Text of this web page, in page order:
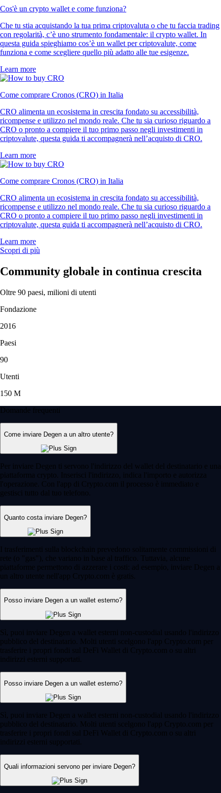
Cos'è un crypto wallet e come funziona?
Che tu stia acquistando la tua prima criptovaluta o che tu faccia trading
con regolarità, c’è uno strumento fondamentale: il crypto wallet. In
questa guida spieghiamo cos’è un wallet per criptovalute, come
funziona e come scegliere quello più adatto alle tue esigenze.
Learn more
Come comprare Cronos (CRO) in Italia
CRO alimenta un ecosistema in crescita fondato su accessibilità,
ricompense e utilizzo nel mondo reale. Che tu sia curioso riguardo a
CRO o pronto a compiere il tuo primo passo negli investimenti in
criptovalute, questa guida ti accompagnerà nell’acquisto di CRO.
Learn more
Come comprare Cronos (CRO) in Italia
CRO alimenta un ecosistema in crescita fondato su accessibilità,
ricompense e utilizzo nel mondo reale. Che tu sia curioso riguardo a
CRO o pronto a compiere il tuo primo passo negli investimenti in
criptovalute, questa guida ti accompagnerà nell’acquisto di CRO.
Learn more
Scopri di più
Community globale in continua crescita
Oltre 90 paesi, milioni di utenti
Fondazione
2016
Paesi
90
Utenti
150 M
Domande frequenti
Come inviare Degen a un altro utente?
Per inviare Degen ti servono l'indirizzo del wallet del destinatario e una
piattaforma crypto. Inserisci l'indirizzo, indica l'importo e autorizza
l'operazione. Con l'app di Crypto.com il processo è immediato e
gestisci tutto dal tuo telefono.
Quanto costa inviare Degen?
I trasferimenti sulla blockchain prevedono solitamente commissioni di
rete (o "gas"), che variano in base al traffico. Tuttavia, alcune
piattaforme permettono di azzerare i costi: ad esempio, inviare Degen a
un altro utente nell'app Crypto.com è gratis.
Posso inviare Degen a un wallet esterno?
Sì, puoi inviare Degen a wallet esterni non-custodial usando l'indirizzo
pubblico del destinatario. Molti utenti scelgono l'app Crypto.com per
trasferire i propri fondi sul DeFi Wallet di Crypto.com o su altri
indirizzi esterni supportati.
Posso inviare Degen a un wallet esterno?
Sì, puoi inviare Degen a wallet esterni non-custodial usando l'indirizzo
pubblico del destinatario. Molti utenti scelgono l'app Crypto.com per
trasferire i propri fondi sul DeFi Wallet di Crypto.com o su altri
indirizzi esterni supportati.
Quali informazioni servono per inviare Degen?